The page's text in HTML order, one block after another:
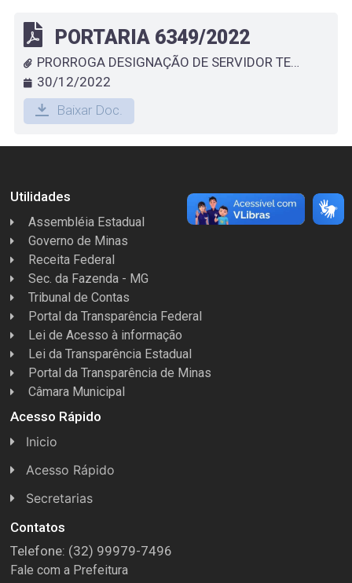
PORTARIA 6349/2022
PRORROGA DESIGNAÇÃO DE SERVIDOR TEMPORÁRIO QUE ESPECIFICA - THIAGO DA SILVA SERRA
30/12/2022
Baixar Doc.
Utilidades
Assembléia Estadual
Governo de Minas
Receita Federal
Sec. da Fazenda - MG
Tribunal de Contas
Portal da Transparência Federal
Lei de Acesso à informação
Lei da Transparência Estadual
Portal da Transparência de Minas
Câmara Municipal
Acesso Rápido
Inicio
Acesso Rápido
Concursos
Conselhos
Espera Feliz Antigamente
Secretarias
Licitações
Secretaria de Esportes
Contatos
Telefone: (32) 99979-7496
Fale com a Prefeitura